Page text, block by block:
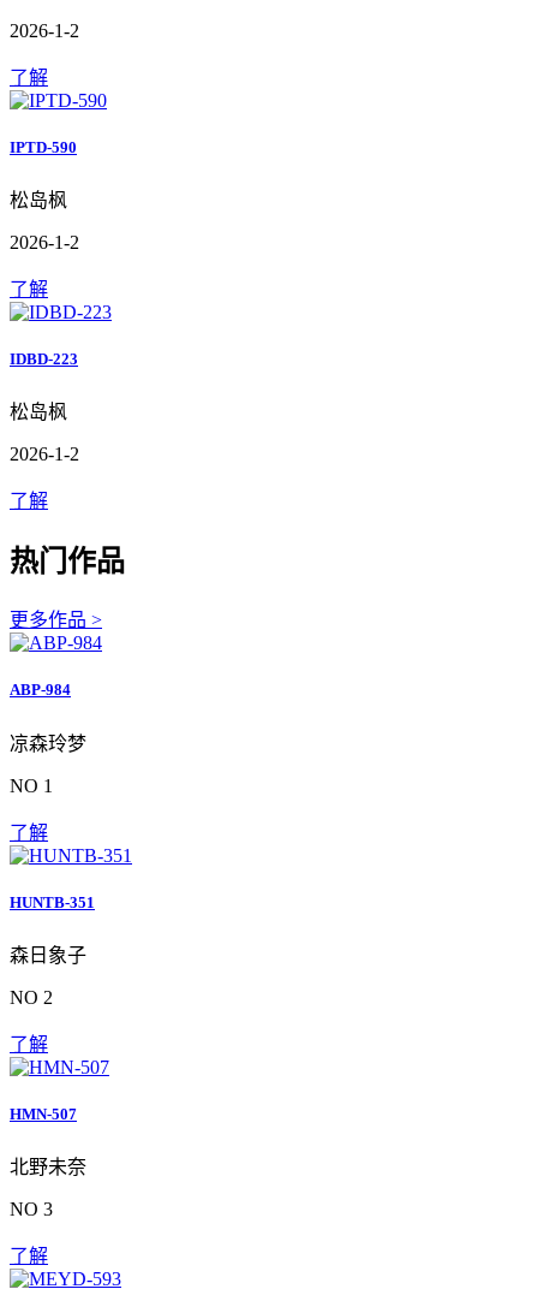
2026-1-2
了解
IPTD-590
松岛枫
2026-1-2
了解
IDBD-223
松岛枫
2026-1-2
了解
热门作品
更多作品 >
ABP-984
凉森玲梦
NO 1
了解
HUNTB-351
森日象子
NO 2
了解
HMN-507
北野未奈
NO 3
了解